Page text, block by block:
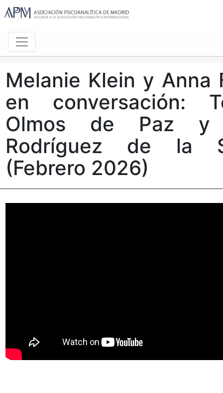
Melanie Klein y Anna
en conversación:
Olmos de Paz y
Rodríguez de la
(Febrero 2026)